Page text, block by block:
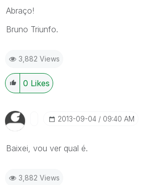
Abraço!
Bruno Triunfo.
3,882 Views
0 Likes
‎2013-09-04 09:40 AM
Baixei, vou ver qual é.
3,882 Views